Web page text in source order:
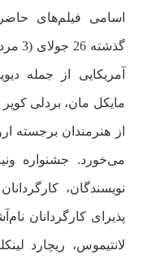
آمریکایی از جمله
مایکل مان، بردلی
از هنرمندان برجسته
می‌خورد. جشنواره
نویسندگان،
پذیرای کارگردانان
لانتیموس، ریچارد